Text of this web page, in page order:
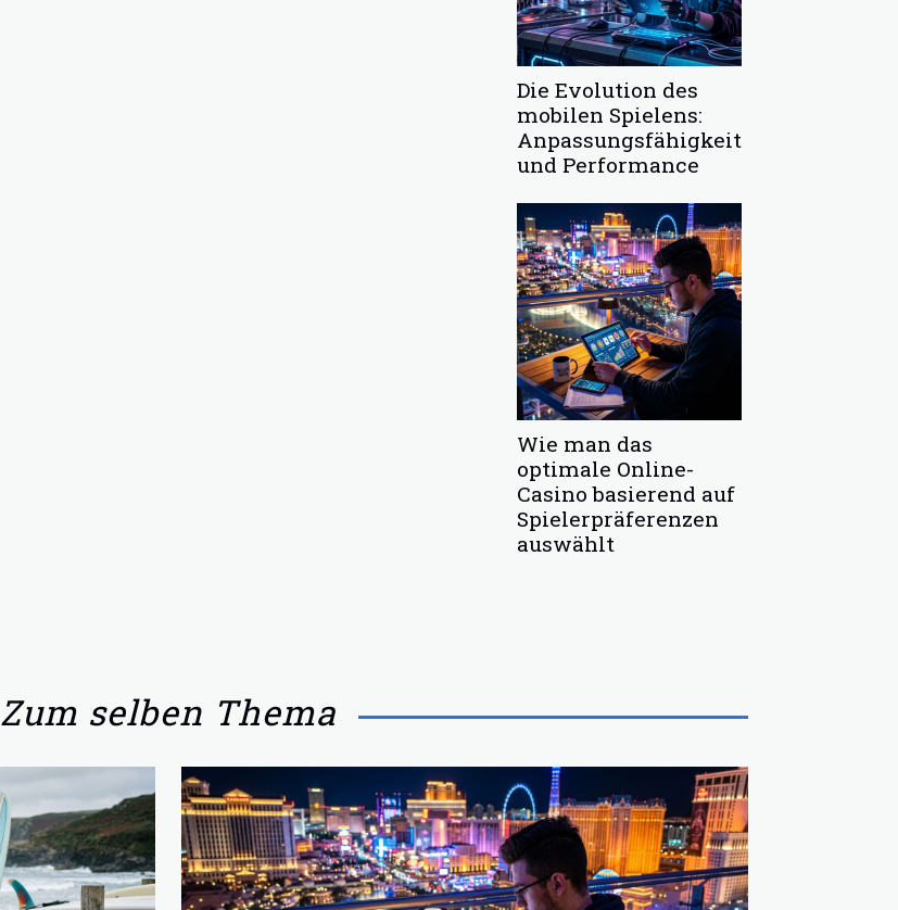
Die Evolution des
mobilen Spielens:
Anpassungsfähigkeit
und Performance
Wie man das
optimale Online-
Casino basierend auf
Spielerpräferenzen
auswählt
Zum selben Thema